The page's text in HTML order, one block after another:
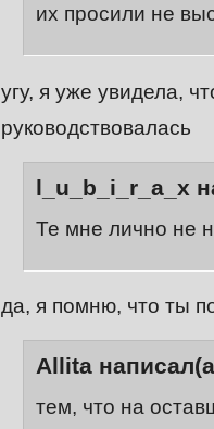
их просили не
угу, я уже увидела,
руководствовалась
l_u_b_i_r_a_x
Те мне лично не
да, я помню, что ты
Allita
тем, что на